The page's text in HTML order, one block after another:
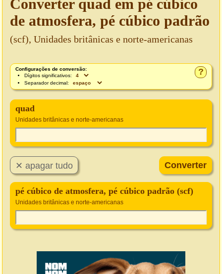
Converter quad em pé cúbico
de atmosfera, pé cúbico padrão
(scf), Unidades britânicas e norte-americanas
?
Configurações de conversão:
Dígitos significativos:
Separador decimal:
quad
Unidades britânicas e norte-americanas
pé cúbico de atmosfera, pé cúbico padrão (scf)
Unidades britânicas e norte-americanas